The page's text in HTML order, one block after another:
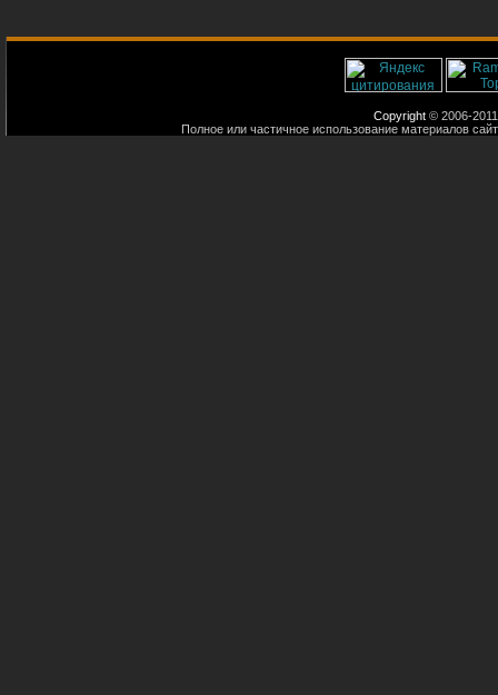
Copyright © 2006-
Полное или частичное использование материалов